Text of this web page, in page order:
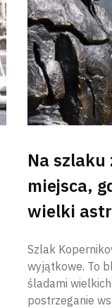
Na szlaku
miejsca,
wielki
Szlak
wyjątkowe. To
śladami
postrzeganie